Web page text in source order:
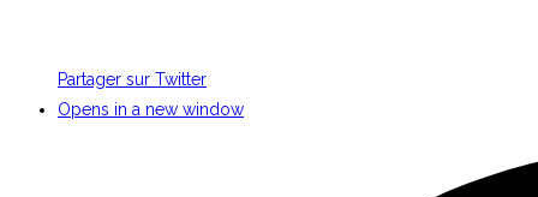
Partager sur Twitter
Opens in a new window